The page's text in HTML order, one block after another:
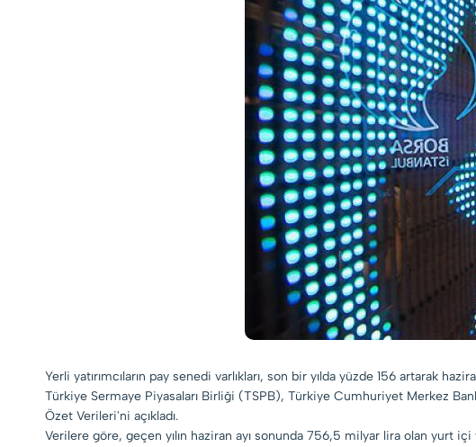
Yerli yatırımcıların pay senedi varlıkları, son bir yılda yüzde 156 artarak
Türkiye Sermaye Piyasaları Birliği (TSPB), Türkiye Cumhuriyet Merkez
Özet Verileri'ni açıkladı.
Verilere göre, geçen yılın haziran ayı sonunda 756,5 milyar lira olan yurt